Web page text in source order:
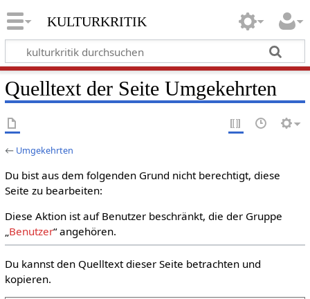
kulturkritik
Quelltext der Seite Umgekehrten
← Umgekehrten
Du bist aus dem folgenden Grund nicht berechtigt, diese
Seite zu bearbeiten:
Diese Aktion ist auf Benutzer beschränkt, die der Gruppe
„Benutzer“ angehören.
Du kannst den Quelltext dieser Seite betrachten und
kopieren.